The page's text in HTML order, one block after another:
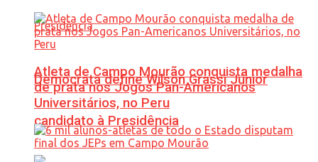
Democrata define Wilson Grassi Júnior
candidato à Presidência
Atleta de Campo Mourão conquista medalha
de prata nos Jogos Pan-Americanos
Universitários, no Peru